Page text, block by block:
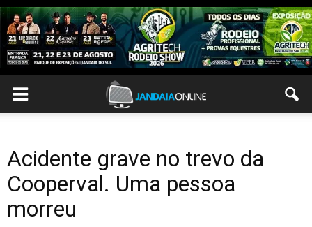
Acidente grave no trevo da
Cooperval. Uma pessoa
morreu